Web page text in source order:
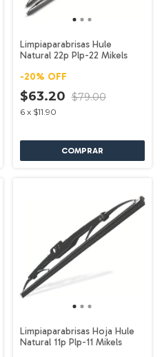
Limpiaparabrisas Hule
Natural 22p Plp-22 Mikels
-20% OFF
$63.20 $79.00
6 x $11.90
Limpiaparabrisas Hoja Hule
Natural 11p Plp-11 Mikels